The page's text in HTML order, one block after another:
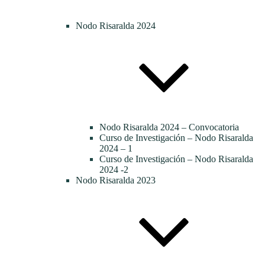
Nodo Risaralda 2024
Nodo Risaralda 2024 – Convocatoria
Curso de Investigación – Nodo Risaralda
2024 – 1
Curso de Investigación – Nodo Risaralda
2024 -2
Nodo Risaralda 2023